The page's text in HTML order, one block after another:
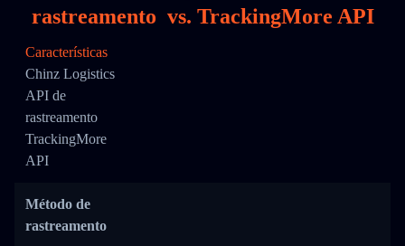
rastreamento vs. TrackingMore API
Características
Chinz Logistics
API de
rastreamento
TrackingMore
API
Método de
rastreamento